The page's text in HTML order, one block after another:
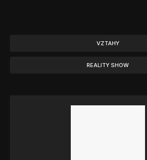
VZTAHY
REALITY SHOW